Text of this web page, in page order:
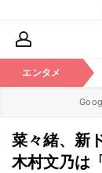
エンタメ
菜々緒、新
木村文乃は